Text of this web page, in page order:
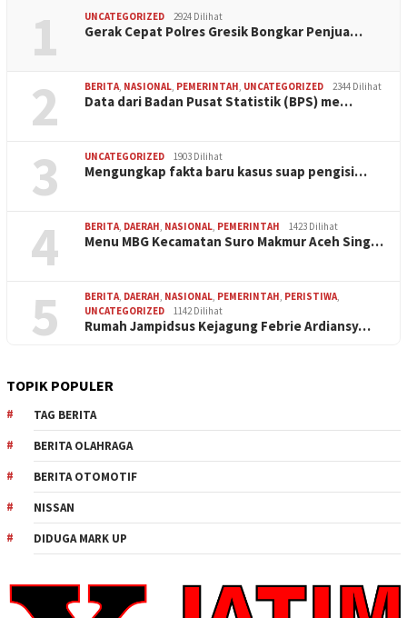
1 UNCATEGORIZED 2924 Dilihat
Gerak Cepat Polres Gresik Bongkar Penjua…
2 BERITA NASIONAL PEMERINTAH UNCATEGORIZED 2344 Dilihat
Data dari Badan Pusat Statistik (BPS) me…
3 UNCATEGORIZED 1903 Dilihat
Mengungkap fakta baru kasus suap pengisi…
4 BERITA DAERAH NASIONAL PEMERINTAH 1423 Dilihat
Menu MBG Kecamatan Suro Makmur Aceh Sing…
5 BERITA DAERAH NASIONAL PEMERINTAH PERISTIWA
UNCATEGORIZED
1142 Dilihat
Rumah Jampidsus Kejagung Febrie Ardiansy…
TOPIK POPULER
TAG BERITA
BERITA OLAHRAGA
BERITA OTOMOTIF
NISSAN
DIDUGA MARK UP